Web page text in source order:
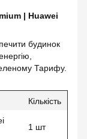
| Huawei
будинок
Тарифу.
Кількість
1 шт